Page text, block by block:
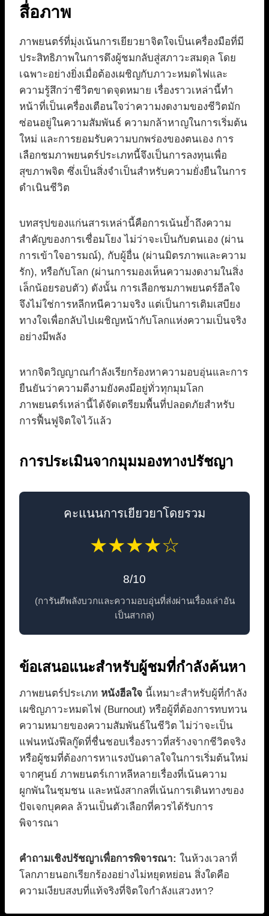
สื่อภาพ
ภาพยนตร์ที่มุ่งเน้นการเยียวยาจิตใจเป็นเครื่องมือที่มี
ประสิทธิภาพในการดึงผู้ชมกลับสู่สภาวะสมดุล โดย
เฉพาะอย่างยิ่งเมื่อต้องเผชิญกับภาวะหมดไฟและ
ความรู้สึกว่าชีวิตขาดจุดหมาย เรื่องราวเหล่านี้ทำ
หน้าที่เป็นเครื่องเตือนใจว่าความงดงามของชีวิตมัก
ซ่อนอยู่ในความสัมพันธ์ ความกล้าหาญในการเริ่มต้น
ใหม่ และการยอมรับความบกพร่องของตนเอง การ
เลือกชมภาพยนตร์ประเภทนี้จึงเป็นการลงทุนเพื่อ
สุขภาพจิต ซึ่งเป็นสิ่งจำเป็นสำหรับความยั่งยืนในการ
ดำเนินชีวิต
บทสรุปของแก่นสารเหล่านี้คือการเน้นย้ำถึงความ
สำคัญของการเชื่อมโยง ไม่ว่าจะเป็นกับตนเอง (ผ่าน
การเข้าใจอารมณ์), กับผู้อื่น (ผ่านมิตรภาพและความ
รัก), หรือกับโลก (ผ่านการมองเห็นความงดงามในสิ่ง
เล็กน้อยรอบตัว) ดังนั้น การเลือกชมภาพยนตร์ฮีลใจ
จึงไม่ใช่การหลีกหนีความจริง แต่เป็นการเติมเสบียง
ทางใจเพื่อกลับไปเผชิญหน้ากับโลกแห่งความเป็นจริง
อย่างมีพลัง
หากจิตวิญญาณกำลังเรียกร้องหาความอบอุ่นและการ
ยืนยันว่าความดีงามยังคงมีอยู่ทั่วทุกมุมโลก
ภาพยนตร์เหล่านี้ได้จัดเตรียมพื้นที่ปลอดภัยสำหรับ
การฟื้นฟูจิตใจไว้แล้ว
การประเมินจากมุมมองทางปรัชญา
คะแนนการเยียวยาโดยรวม
★★★★☆
8/10
(การันตีพลังบวกและความอบอุ่นที่ส่งผ่านเรื่องเล่าอัน
เป็นสากล)
ข้อเสนอแนะสำหรับผู้ชมที่กำลังค้นหา
ภาพยนตร์ประเภท หนังฮีลใจ นี้เหมาะสำหรับผู้ที่กำลัง
เผชิญภาวะหมดไฟ (Burnout) หรือผู้ที่ต้องการทบทวน
ความหมายของความสัมพันธ์ในชีวิต ไม่ว่าจะเป็น
แฟนหนังฟีลกู๊ดที่ชื่นชอบเรื่องราวที่สร้างจากชีวิตจริง
หรือผู้ชมที่ต้องการหาแรงบันดาลใจในการเริ่มต้นใหม่
จากศูนย์ ภาพยนตร์เกาหลีหลายเรื่องที่เน้นความ
ผูกพันในชุมชน และหนังสากลที่เน้นการเดินทางของ
ปัจเจกบุคคล ล้วนเป็นตัวเลือกที่ควรได้รับการ
พิจารณา
คำถามเชิงปรัชญาเพื่อการพิจารณา: ในห้วงเวลาที่
โลกภายนอกเรียกร้องอย่างไม่หยุดหย่อน สิ่งใดคือ
ความเงียบสงบที่แท้จริงที่จิตใจกำลังแสวงหา?